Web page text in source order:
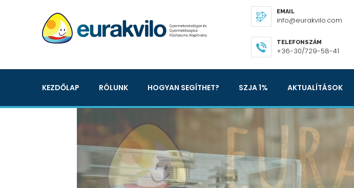
EMAIL
info@eurakvilo.com
TELEFONSZÁM
+36-30/729-58-41
KEZDŐLAP RÓLUNK HOGYAN SEGÍTHET? SZJA 1% AKTUALÍTÁSOK